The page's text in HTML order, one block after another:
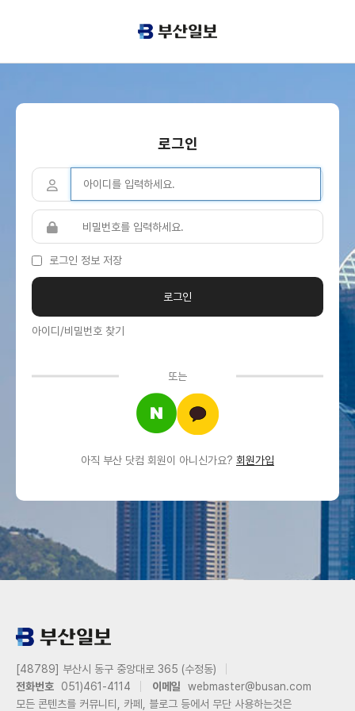
로그인
로그인 정보 저장
아이디/비밀번호 찾기
또는
아직 부산 닷컴 회원이 아니신가요? 회원가입
[48789] 부산시 동구 중앙대로 365 (수정동)
전화번호
051)461-4114 이메일
webmaster@busan.com
모든 콘텐츠를 커뮤니티, 카페, 블로그 등에서 무단 사용하는것은